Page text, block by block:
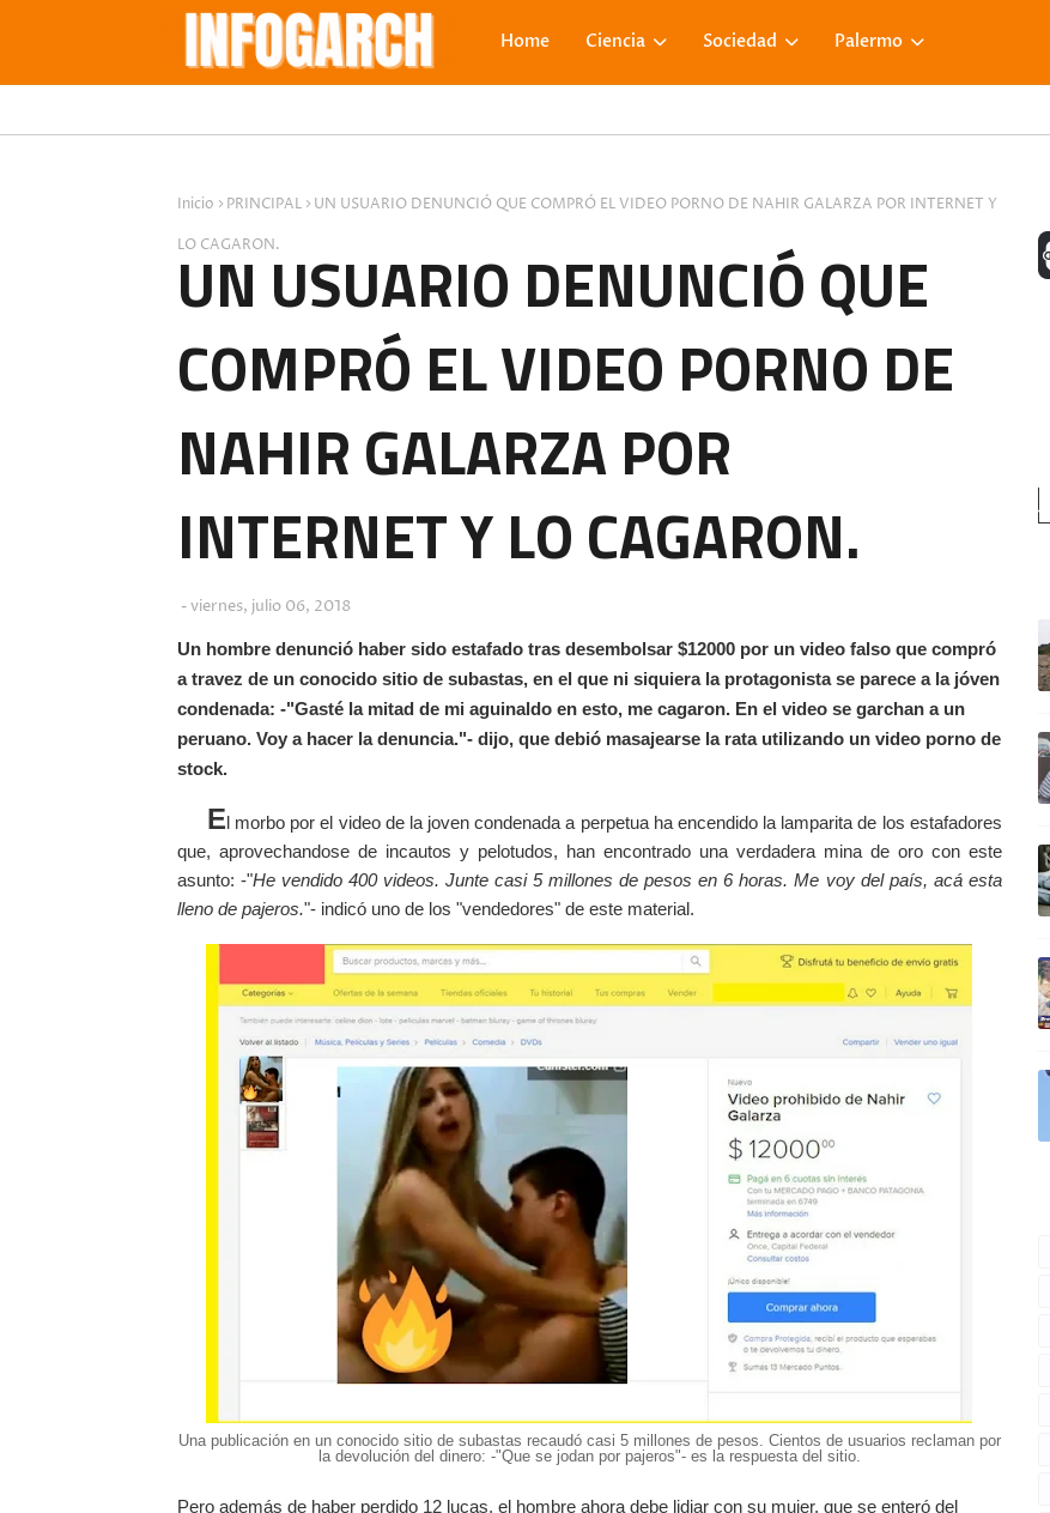
Home Ciencia Sociedad Palermo
Inicio PRINCIPAL
UN USUARIO DENUNCIÓ QUE COMPRÓ EL VIDEO PORNO DE NAHIR GALARZA POR INTERNET Y
LO CAGARON.
UN USUARIO DENUNCIÓ QUE
COMPRÓ EL VIDEO PORNO DE
NAHIR GALARZA POR
INTERNET Y LO CAGARON.
viernes, julio 06, 2018
Un hombre denunció haber sido estafado tras desembolsar $12000 por un video falso que compró
a travez de un conocido sitio de subastas, en el que ni siquiera la protagonista se parece a la jóven
condenada: -"Gasté la mitad de mi aguinaldo en esto, me cagaron. En el video se garchan a un
peruano. Voy a hacer la denuncia."- dijo, que debió masajearse la rata utilizando un video porno de
stock.
El morbo por el video de la joven condenada a perpetua ha encendido la lamparita de los estafadores
que, aprovechandose de incautos y pelotudos, han encontrado una verdadera mina de oro con este
asunto: -"He vendido 400 videos. Junte casi 5 millones de pesos en 6 horas. Me voy del país, acá esta
lleno de pajeros."- indicó uno de los "vendedores" de este material.
Una publicación en un conocido sitio de subastas recaudó casi 5 millones de pesos. Cientos de usuarios reclaman por
la devolución del dinero: -"Que se jodan por pajeros"- es la respuesta del sitio.
Pero además de haber perdido 12 lucas, el hombre ahora debe lidiar con su mujer, que se enteró del